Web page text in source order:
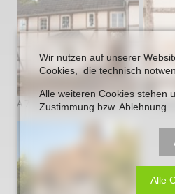
A 7 Gebaeude Kirchplatz 6 1 A 7
Wir nutzen auf unserer
Cookies, die technisch
Alle weiteren Cookies stehen
Zustimmung bzw. Ablehnung.
Alle